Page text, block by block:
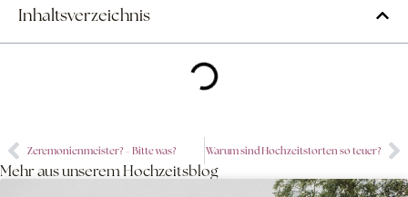
Inhaltsverzeichnis
Zeremonienmeister? – Bitte was? Warum sind Hochzeitstorten so teuer?
Mehr aus unserem Hochzeitsblog